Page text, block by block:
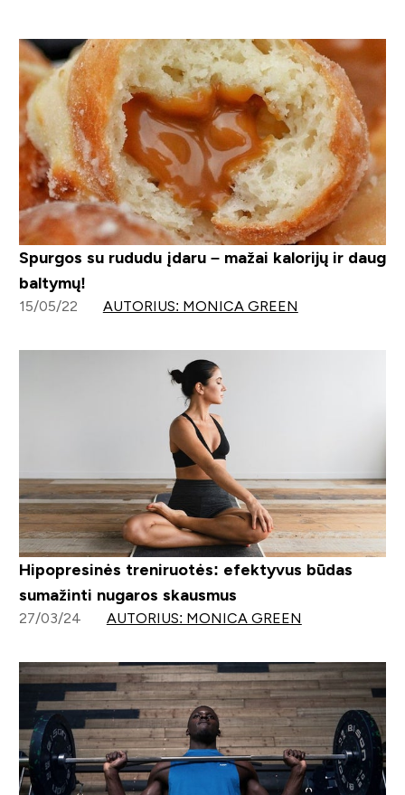
Spurgos su rududu įdaru – mažai kalorijų ir daug
baltymų!
15/05/22 AUTORIUS: MONICA GREEN
Hipopresinės treniruotės: efektyvus būdas
sumažinti nugaros skausmus
27/03/24 AUTORIUS: MONICA GREEN